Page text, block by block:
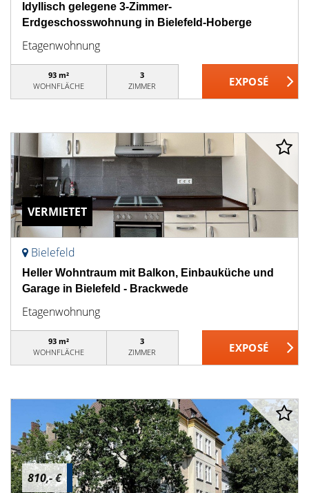
Idyllisch gelegene 3-Zimmer-
Erdgeschosswohnung in Bielefeld-Hoberge
Etagenwohnung
93 m²
WOHNFLÄCHE
3
ZIMMER
VERMIETET
Bielefeld
Heller Wohntraum mit Balkon, Einbauküche und
Garage in Bielefeld - Brackwede
Etagenwohnung
93 m²
WOHNFLÄCHE
3
ZIMMER
810,- €